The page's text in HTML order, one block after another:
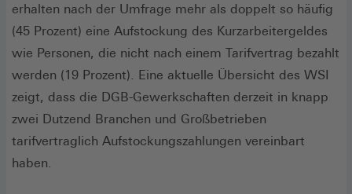
erhalten nach der Umfrage mehr als doppelt so häufig
(45 Prozent) eine Aufstockung des Kurzarbeitergeldes
wie Personen, die nicht nach einem Tarifvertrag bezahlt
werden (19 Prozent). Eine aktuelle Übersicht des WSI
zeigt, dass die DGB-Gewerkschaften derzeit in knapp
zwei Dutzend Branchen und Großbetrieben
tarifvertraglich Aufstockungszahlungen vereinbart
haben.